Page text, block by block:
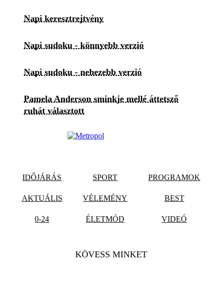
Napi keresztrejtvény
Napi sudoku - könnyebb verzió
Napi sudoku - nehezebb verzió
Pamela Anderson sminkje mellé áttetsző
ruhát választott
IDŐJÁRÁS SPORT PROGRAMOK
AKTUÁLIS VÉLEMÉNY BEST
0-24 ÉLETMÓD VIDEÓ
KÖVESS MINKET